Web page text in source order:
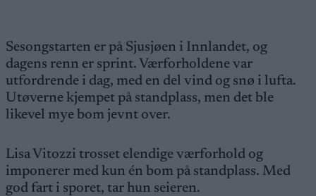
Sesongstarten er på Sjusjøen i Innlandet, og
dagens renn er sprint. Værforholdene var
utfordrende i dag, med en del vind og snø i lufta.
Utøverne kjempet på standplass, men det ble
likevel mye bom jevnt over.
Lisa Vitozzi trosset elendige værforhold og
imponerer med kun én bom på standplass. Med
god fart i sporet, tar hun seieren.